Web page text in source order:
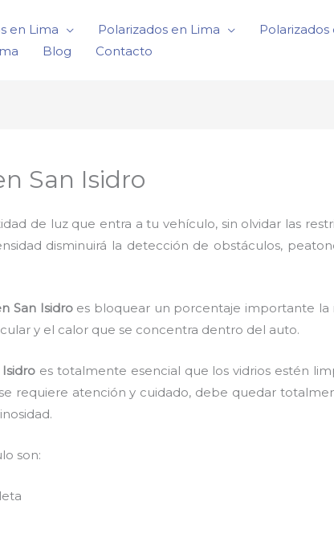
en Lima Polarizados en Lima
Blog Contacto
San Isidro
de luz que entra a tu vehículo, sin olvidar las
disminuirá la detección de obstáculos,
San Isidro es bloquear un porcentaje importante la
y el calor que se concentra dentro del auto.
estotalmente esencial que los vidrios estén
requiere atención y cuidado, debe quedar
son: